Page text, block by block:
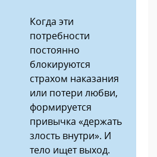
Когда эти
потребности
постоянно
блокируются
страхом наказания
или потери любви,
формируется
привычка «держать
злость внутри». И
тело ищет выход.